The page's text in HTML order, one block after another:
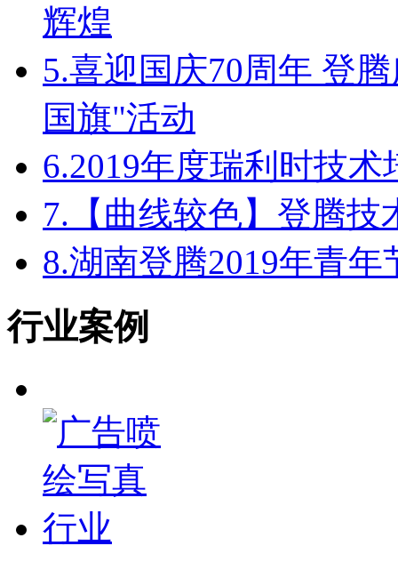
辉煌
5.喜迎国庆70周年 登
国旗"活动
6.2019年度瑞利时技
7. 【曲线较色】登腾
8.湖南登腾2019年青
行业案例